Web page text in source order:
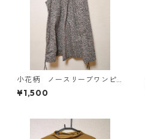
小花柄 ノースリーブワンピ
ース ４Ｌ ブラック KAE-
4819
¥1,500